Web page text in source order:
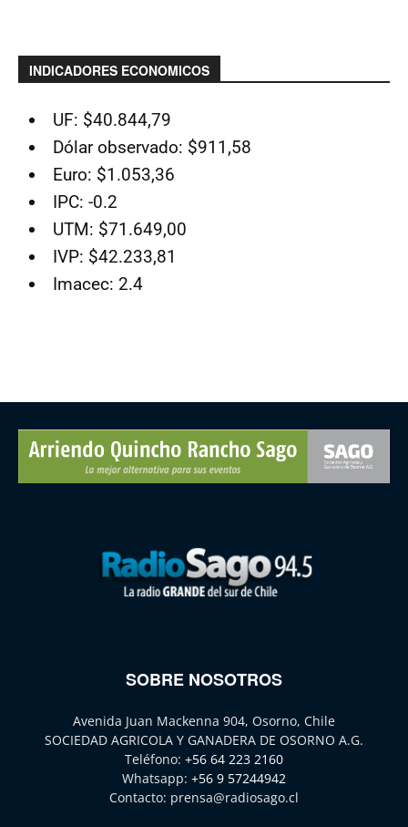
INDICADORES ECONOMICOS
UF: $40.844,79
Dólar observado: $911,58
Euro: $1.053,36
IPC: -0.2
UTM: $71.649,00
IVP: $42.233,81
Imacec: 2.4
SOBRE NOSOTROS
Avenida Juan Mackenna 904, Osorno, Chile
SOCIEDAD AGRICOLA Y GANADERA DE OSORNO A.G.
Teléfono: +56 64 223 2160
Whatsapp: +56 9 57244942
Contacto: prensa@radiosago.cl